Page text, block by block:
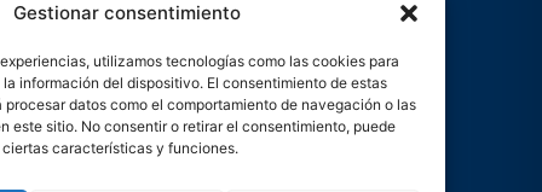
Gestionar consentimiento
utilizamos tecnologías como las cookies para
información del dispositivo. El consentimiento de estas
datos como el comportamiento de navegación o las
este sitio. No consentir o retirar el consentimiento, puede
características y funciones.